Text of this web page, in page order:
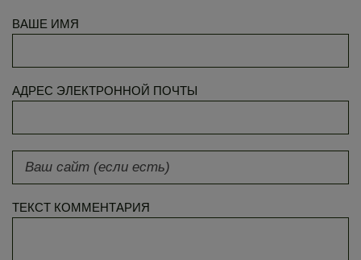
ВАШЕ ИМЯ
АДРЕС ЭЛЕКТРОННОЙ ПОЧТЫ
ТЕКСТ КОММЕНТАРИЯ